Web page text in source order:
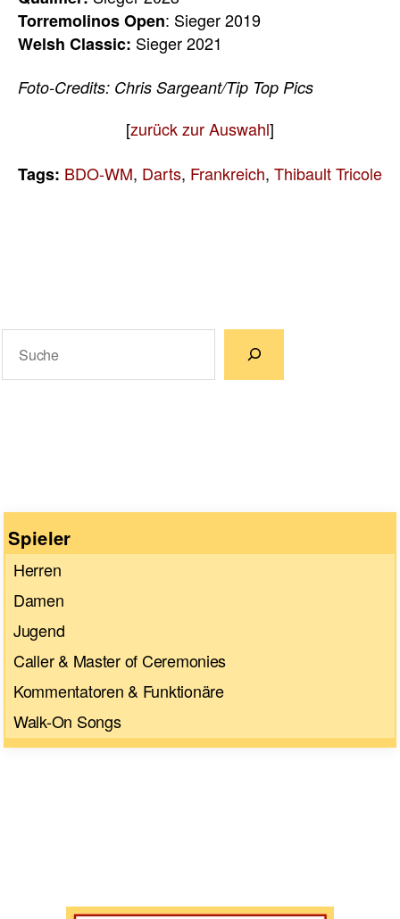
Torremolinos Open: Sieger 2019
Welsh Classic: Sieger 2021
Foto-Credits: Chris Sargeant/Tip Top Pics
[zurück zur Auswahl]
Tags: BDO-WM, Darts, Frankreich, Thibault Tricole
Spieler
Herren
Damen
Jugend
Caller & Master of Ceremonies
Kommentatoren & Funktionäre
Walk-On Songs